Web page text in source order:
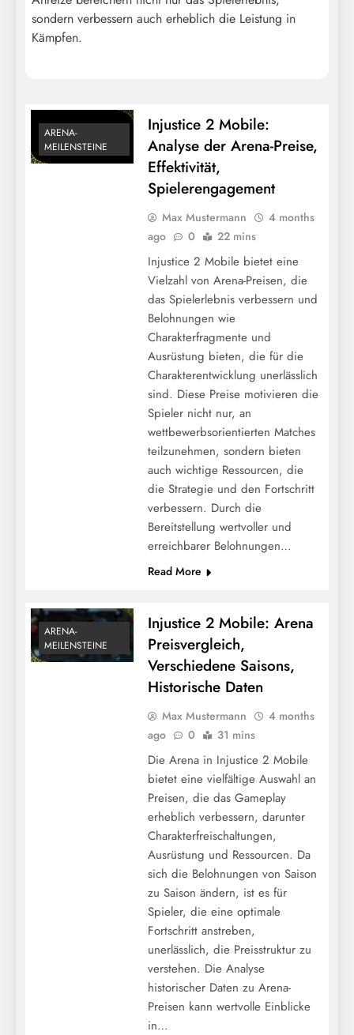
Meilensteinbelohnungen,
Charakterfragmente, Einzigartige
Gegenstände
Injustice 2 Mobile: Updates zu täglichen
Anmeldebelohnungen, Patch-Notizen,
Neue Funktionen
Injustice 2 Mobile: Optimierung der
täglichen Anmeldebelohnungen, Beste
Praktiken, Spielerstrategien
Injustice 2 Mobile: Trends bei täglichen
Anmeldebelohnungen, historische Daten,
zukünftige Vorhersagen
Injustice 2 Mobile: Strategie für tägliche
Anmeldebelohnungen, Maximierung der
Vorteile, Ressourcenverteilung
sondern verbessern auch erheblich die Leistung in
Kämpfen.
ARENA-
MEILENSTEINE
Injustice 2 Mobile:
Analyse der Arena-Preise,
Effektivität,
Spielerengagement
Max Mustermann
4 months
ago
0 22 mins
Injustice 2 Mobile bietet eine
Vielzahl von Arena-Preisen, die
das Spielerlebnis verbessern und
Belohnungen wie
Charakterfragmente und
Ausrüstung bieten, die für die
Charakterentwicklung unerlässlich
sind. Diese Preise motivieren die
Spieler nicht nur, an
wettbewerbsorientierten Matches
teilzunehmen, sondern bieten
auch wichtige Ressourcen, die
die Strategie und den Fortschritt
verbessern. Durch die
Bereitstellung wertvoller und
erreichbarer Belohnungen…
Read More
ARENA-
MEILENSTEINE
Injustice 2 Mobile: Arena
Preisvergleich,
Verschiedene Saisons,
Historische Daten
Max Mustermann
4 months
ago
0 31 mins
Die Arena in Injustice 2 Mobile
bietet eine vielfältige Auswahl an
Preisen, die das Gameplay
erheblich verbessern, darunter
Charakterfreischaltungen,
Ausrüstung und Ressourcen. Da
sich die Belohnungen von Saison
zu Saison ändern, ist es für
Spieler, die eine optimale
Fortschritt anstreben,
unerlässlich, die Preisstruktur zu
verstehen. Die Analyse
historischer Daten zu Arena-
Preisen kann wertvolle Einblicke
in…